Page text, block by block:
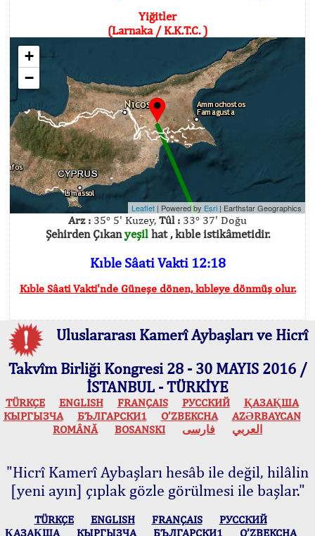
Yiğitler
(Larnaka / K.K.T.C. )
+
−
Leaflet | Powered by Esri | Earthstar Geographics
Arz : 35° 5' Kuzey, Tûl : 33° 37' Doğu
Şehirden Çıkanyeşilhat , kıble istikâmetidir.
Kıble Sâati Vakti 12:18
Kıble Sâati Vakti'nde Güneşe dönen, kıbleye dönmüş olur.
Uluslararası Kamerî Aybaşları ve Hicrî
Takvîm Birliği Kongresi 28 - 30 MAYIS 2016 /
İSTANBUL - TÜRKİYE
TÜRKÇE ENGLISH FRANÇAIS РУССКИЙ
ҚАЗАҚША
КЫPГЫЗЧA
БЪЛГАРСКИ1 O’ZBEKCHA
AZӘRBAYCAN
ROMÂNĂ
BOSANSKI العربي فارسی
"Hicrî Kamerî Aybaşları hesâb ile değil, hilâlin
[yeni ayın] çıplak gözle görülmesi ile başlar."
TÜRKÇE ENGLISH FRANÇAIS
РУССКИЙ
ҚАЗАҚША
КЫPГЫЗЧA БЪЛГАРСКИ1 O’ZBEKCHA